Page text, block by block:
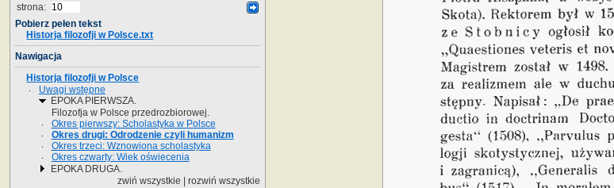
strona:
Pobierz pełen tekst
Historja filozofji w Polsce.txt
Nawigacja
Historja filozofji w Polsce
Uwagi wstępne
EPOKA PIERWSZA.
Filozofja w Polsce przedrozbiorowej.
Okres pierwszy: Scholastyka w Polsce
Okres drugi: Odrodzenie czyli humanizm
Okres trzeci: Wznowiona scholastyka
Okres czwarty: Wiek oświecenia
EPOKA DRUGA.
zwiń wszystkie |rozwiń wszystkie